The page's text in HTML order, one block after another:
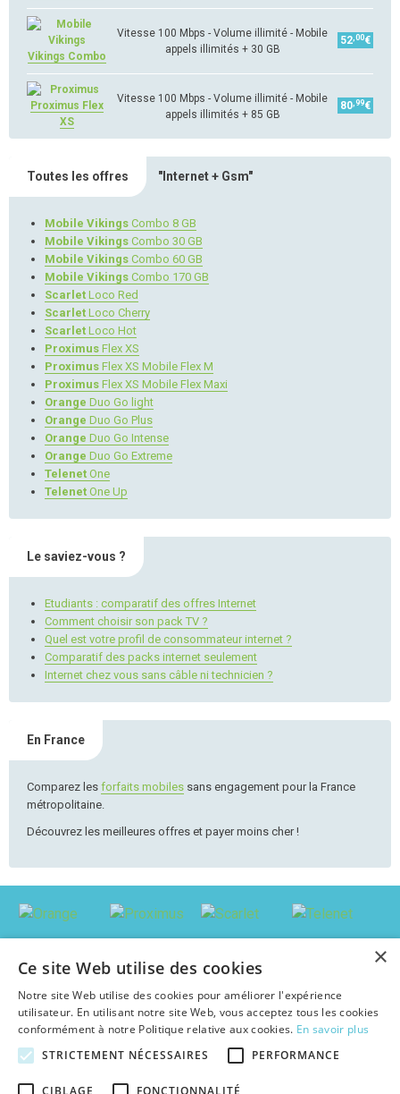
Vikings Combo
Vitesse 100 Mbps - Volume illimité - Mobile
appels illimités + 30 GB
52 ,00€
Proximus Flex
XS
Vitesse 100 Mbps - Volume illimité - Mobile
appels illimités + 85 GB
80 ,99€
Toutes les offres "Internet + Gsm"
Mobile Vikings Combo 8 GB
Mobile Vikings Combo 30 GB
Mobile Vikings Combo 60 GB
Mobile Vikings Combo 170 GB
Scarlet Loco Red
Scarlet Loco Cherry
Scarlet Loco Hot
Proximus Flex XS
Proximus Flex XS Mobile Flex M
Proximus Flex XS Mobile Flex Maxi
Orange Duo Go light
Orange Duo Go Plus
Orange Duo Go Intense
Orange Duo Go Extreme
Telenet One
Telenet One Up
Le saviez-vous ?
Etudiants : comparatif des offres Internet
Comment choisir son pack TV ?
Quel est votre profil de consommateur internet ?
Comparatif des packs internet seulement
Internet chez vous sans câble ni technicien ?
En France
Comparez les forfaits mobiles sans engagement pour la France
métropolitaine.
Découvrez les meilleures offres et payer moins cher !
×
Ce site Web utilise des cookies
Notre site Web utilise des cookies pour améliorer l'expérience
utilisateur. En utilisant notre site Web, vous acceptez tous les cookies
conformément à notre Politique relative aux cookies. En savoir plus
STRICTEMENT NÉCESSAIRES
PERFORMANCE
CIBLAGE FONCTIONNALITÉ